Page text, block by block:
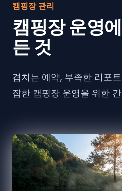
캠핑장 관리
캠핑장 운영
든 것
겹치는 예약, 부족한 리포
잡한 캠핑장 운영을 위한